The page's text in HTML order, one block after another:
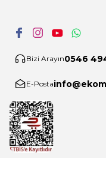
Bizi Arayın0546
E-Posta